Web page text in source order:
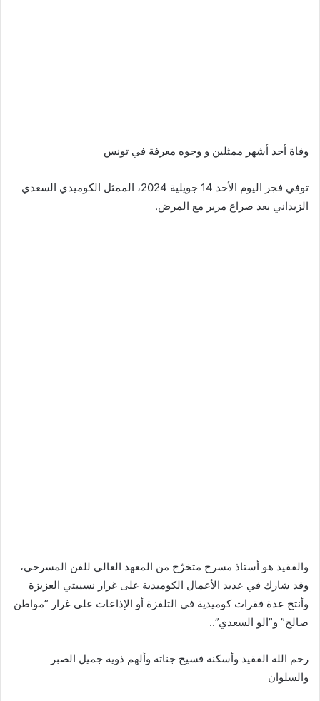
وفاة أحد أشهر ممثلين و وجوه معرفة في تونس
توفي فجر اليوم الأحد 14 جويلية 2024، الممثل الكوميدي السعدي
الزيداني بعد صراع مرير مع المرض.
والفقيد هو أستاذ مسرح متخرّج من المعهد العالي للفن المسرحي،
وقد شارك في عديد الأعمال الكوميدية على غرار نسيبتي العزيزة
وأنتج عدة فقرات كوميدية في التلفزة أو الإذاعات على غرار ”مواطن
صالح” و”الو السعدي”..
رحم الله الفقيد وأسكنه فسيح جناته وألهم ذويه جميل الصبر
والسلوان